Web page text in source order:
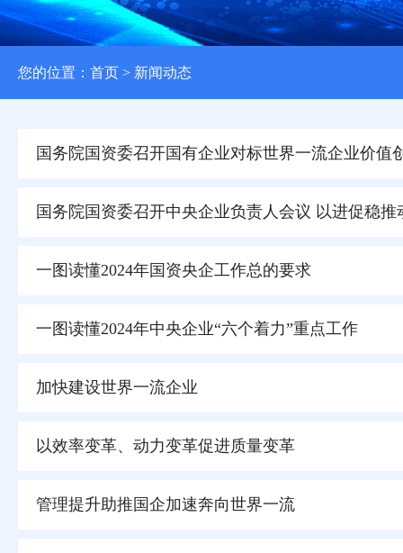
您的位置： 首页 > 新闻动态
国务院国资委召开国有企业对标世界一流企业价值
国务院国资委召开中央企业负责人会议 以进促稳
一图读懂2024年国资央企工作总的要求
一图读懂2024年中央企业“六个着力”重点工作
加快建设世界一流企业
以效率变革、动力变革促进质量变革
管理提升助推国企加速奔向世界一流